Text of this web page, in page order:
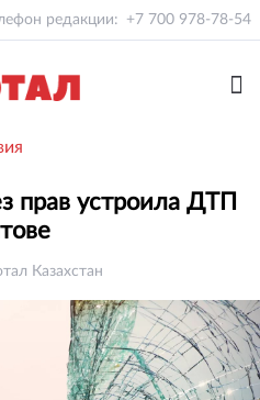
редакции: +7 700 978-78-54
прав устроила ДТП
Казахстан